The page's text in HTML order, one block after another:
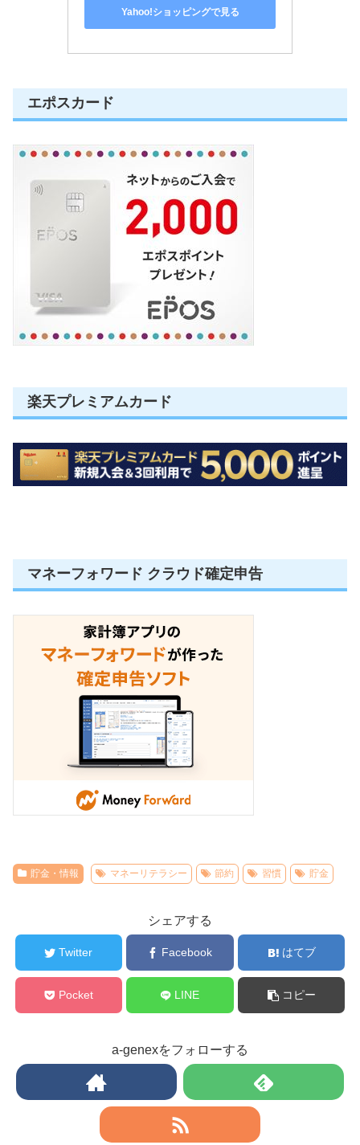
Yahoo!ショッピングで見る
エポスカード
楽天プレミアムカード
マネーフォワード クラウド確定申告
貯金・情報 マネーリテラシー 節約 習慣 貯金
シェアする
Twitter Facebook はてブ
Pocket LINE コピー
a-genexをフォローする